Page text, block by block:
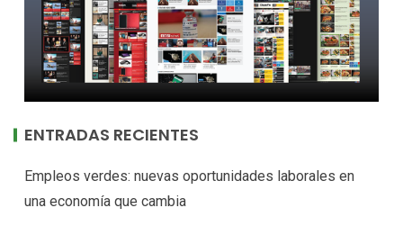
ENTRADAS RECIENTES
Empleos verdes: nuevas oportunidades laborales en
una economía que cambia